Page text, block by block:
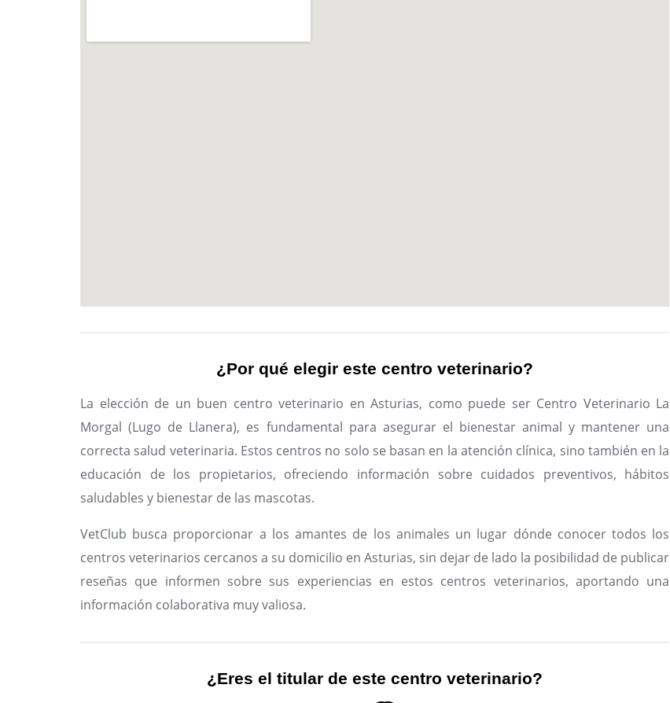
¿Por qué elegir este centro veterinario?
La elección de un buen centro veterinario en Asturias, como puede ser Centro Veterinario La
Morgal (Lugo de Llanera), es fundamental para asegurar el bienestar animal y mantener una
correcta salud veterinaria. Estos centros no solo se basan en la atención clínica, sino también en la
educación de los propietarios, ofreciendo información sobre cuidados preventivos, hábitos
saludables y bienestar de las mascotas.
VetClub busca proporcionar a los amantes de los animales un lugar dónde conocer todos los
centros veterinarios cercanos a su domicilio en Asturias, sin dejar de lado la posibilidad de publicar
reseñas que informen sobre sus experiencias en estos centros veterinarios, aportando una
información colaborativa muy valiosa.
¿Eres el titular de este centro veterinario?